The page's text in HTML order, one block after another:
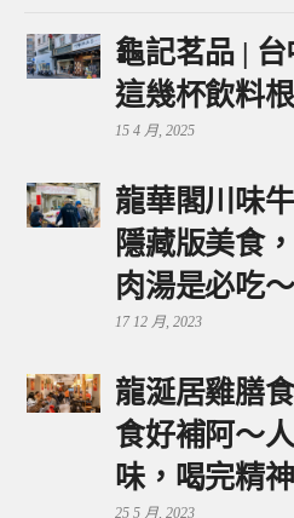
龜記茗品 |
這幾杯飲料
15 4 月, 2025
龍華閣川味
隱藏版美食
肉湯是必吃～
17 12 月, 2023
龍涎居雞膳
食好補阿～
味，喝完精
25 5 月, 2023